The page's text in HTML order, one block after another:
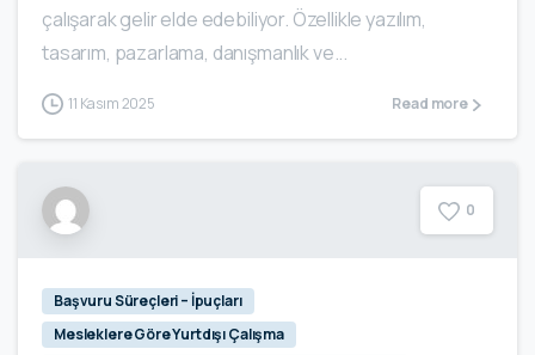
çalışarak gelir elde edebiliyor. Özellikle yazılım,
tasarım, pazarlama, danışmanlık ve...
11 Kasım 2025 Read more
0
Başvuru Süreçleri – İpuçları
Mesleklere Göre Yurtdışı Çalışma